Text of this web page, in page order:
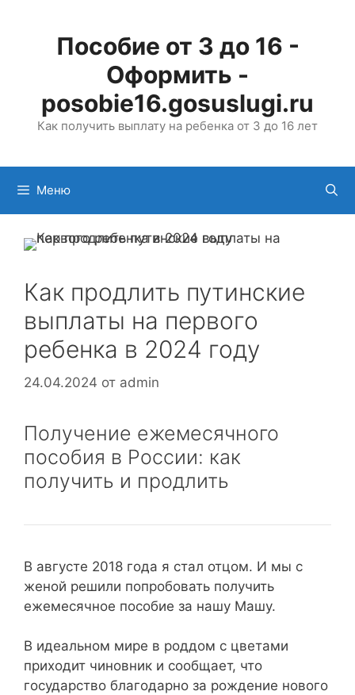
содержимомуПособие от 3 до 16 -
Оформить -
posobie16.gosuslugi.ru
Как получить выплату на ребенка от 3 до 16 лет
Меню
Как продлить путинские
выплаты на первого
ребенка в 2024 году
24.04.2024 от admin
Получение ежемесячного
пособия в России: как
получить и продлить
В августе 2018 года я стал отцом. И мы с
женой решили попробовать получить
ежемесячное пособие за нашу Машу.
В идеальном мире в роддом с цветами
приходит чиновник и сообщает, что
государство благодарно за рождение нового